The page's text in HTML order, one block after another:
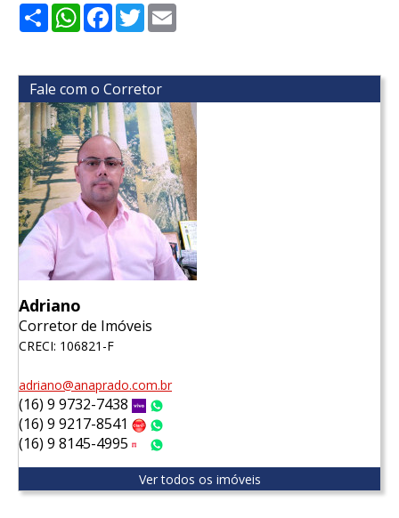
ShareWhatsApp
Facebook
Twitter
Fale com o Corretor
Adriano
Corretor de Imóveis
CRECI: 106821-F
adriano@anaprado.com.br
(16) 9 9732-7438 Vivo
(16) 9 9217-8541 Claro
(16) 9 8145-4995 Tim
Ver todos os imóveis